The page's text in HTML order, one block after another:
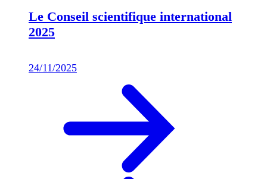
Le Conseil scientifique international
2025
24/11/2025